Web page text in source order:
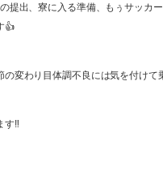
提出、寮に入る準備、もぅサッカ
👍
変わり目体調不良には気を付けて
す‼️